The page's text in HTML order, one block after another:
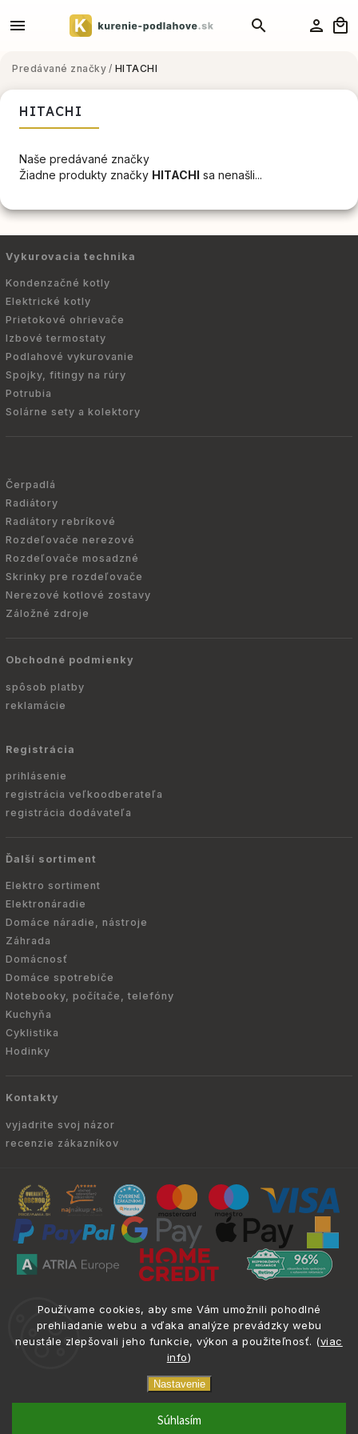
Používame cookies, aby sme Vám umožnili pohodlné
prehliadanie webu a vďaka analýze prevádzky webu
neustále zlepšovali jeho funkcie, výkon a použiteľnosť. (viac
info)
Nastavenie
Súhlasím
Predávané značky / HITACHI
HITACHI
Naše predávané značky
Žiadne produkty značky HITACHI sa nenašli...
Vykurovacia technika
Kondenzačné kotly
Elektrické kotly
Prietokové ohrievače
Izbové termostaty
Podlahové vykurovanie
Spojky, fitingy na rúry
Potrubia
Solárne sety a kolektory
Čerpadlá
Radiátory
Radiátory rebríkové
Rozdeľovače nerezové
Rozdeľovače mosadzné
Skrinky pre rozdeľovače
Nerezové kotlové zostavy
Záložné zdroje
Obchodné podmienky
spôsob platby
reklamácie
Registrácia
prihlásenie
registrácia veľkoodberateľa
registrácia dodávateľa
Ďalší sortiment
Elektro sortiment
Elektronáradie
Domáce náradie, nástroje
Záhrada
Domácnosť
Domáce spotrebiče
Notebooky, počítače, telefóny
Kuchyňa
Cyklistika
Hodinky
Kontakty
vyjadrite svoj názor
recenzie zákazníkov
práva vyhradené.
0917 133 662